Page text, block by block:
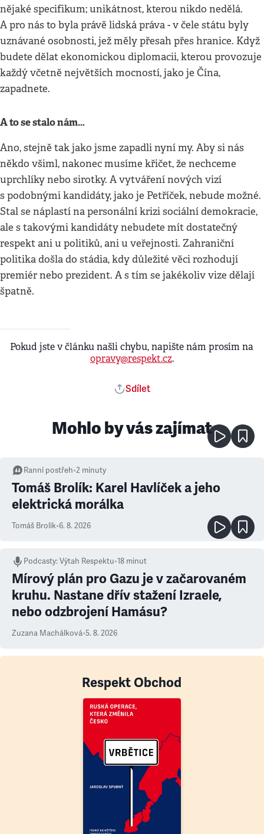
nějaké specifikum; unikátnost, kterou nikdo nedělá.
A pro nás to byla právě lidská práva - v čele státu byly
uznávané osobnosti, jež měly přesah přes hranice. Když
budete dělat ekonomickou diplomacii, kterou provozuje
každý včetně největších mocností, jako je Čína,
zapadnete.
A to se stalo nám…
Ano, stejně tak jako jsme zapadli nyní my. Aby si nás
někdo všiml, nakonec musíme křičet, že nechceme
uprchlíky nebo sirotky. A vytváření nových vizí
s podobnými kandidáty, jako je Petříček, nebude možné.
Stal se náplastí na personální krizi sociální demokracie,
ale s takovými kandidáty nebudete mít dostatečný
respekt ani u politiků, ani u veřejnosti. Zahraniční
politika došla do stádia, kdy důležité věci rozhodují
premiér nebo prezident. A s tím se jakékoliv vize dělají
špatně.
Pokud jste v článku našli chybu, napište nám prosím na
opravy@respekt.cz.
Sdílet
Mohlo by vás zajímat
Ranní postřeh•2 minuty
Tomáš Brolík: Karel Havlíček a jeho
elektrická morálka
Tomáš Brolík•6. 8. 2026
Podcasty:Výtah Respektu•18 minut
Mírový plán pro Gazu je v začarovaném
kruhu. Nastane dřív stažení Izraele,
nebo odzbrojení Hamásu?
Zuzana Machálková•5. 8. 2026
Respekt Obchod